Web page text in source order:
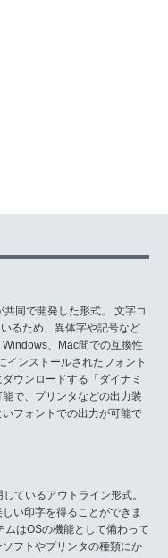
同で開発した形式。 文字コ
るため、異体字や記号など
、Mac間での互換性
インストールされたフォント
ウンロードする「ダイナミ
で、プリンタなどの出力装
フォントでの出力が可能で
ているアウトライン形式。
い印字を得ることができま
はOSの機能として備わって
フトやプリンタの種類にか